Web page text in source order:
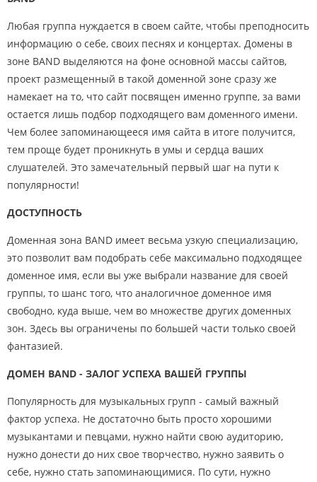
Любая группа нуждается в своем сайте, чтобы преподносить
информацию о себе, своих песнях и концертах. Домены в
зоне BAND выделяются на фоне основной массы сайтов,
проект размещенный в такой доменной зоне сразу же
намекает на то, что сайт посвящен именно группе, за вами
остается лишь подбор подходящего вам доменного имени.
Чем более запоминающееся имя сайта в итоге получится,
тем проще будет проникнуть в умы и сердца ваших
слушателей. Это замечательный первый шаг на пути к
популярности!
ДОСТУПНОСТЬ
Доменная зона BAND имеет весьма узкую специализацию,
это позволит вам подобрать себе максимально подходящее
доменное имя, если вы уже выбрали название для своей
группы, то шанс того, что аналогичное доменное имя
свободно, куда выше, чем во множестве других доменных
зон. Здесь вы ограничены по большей части только своей
фантазией.
ДОМЕН BAND - ЗАЛОГ УСПЕХА ВАШЕЙ ГРУППЫ
Популярность для музыкальных групп - самый важный
фактор успеха. Не достаточно быть просто хорошими
музыкантами и певцами, нужно найти свою аудиторию,
нужно донести до них свое творчество, нужно заявить о
себе, нужно стать запоминающимися. По сути, нужно